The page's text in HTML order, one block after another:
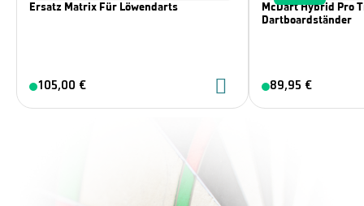
Ersatz Matrix Für Löwendarts
105,00 €
McDart Hybrid Pro
Dartboardständer
89,95 €